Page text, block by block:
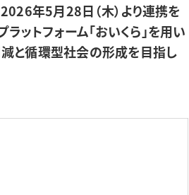
年5月28日（木）より連携を
ットフォーム「おいくら」を用い
と循環型社会の形成を目指し